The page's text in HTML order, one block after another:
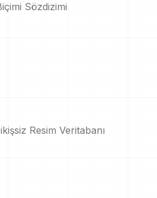
Sözdizimi
Resim Veritabanı